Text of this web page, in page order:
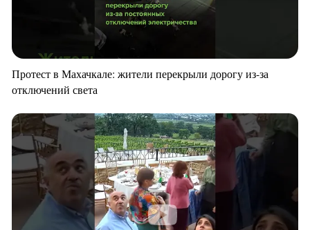
Протест в Махачкале: жители перекрыли дорогу из-за
отключений света